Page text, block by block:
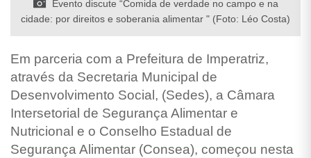
Evento discute “Comida de verdade no campo e na
cidade: por direitos e soberania alimentar " (Foto: Léo Costa)
Em parceria com a Prefeitura de Imperatriz,
através da Secretaria Municipal de
Desenvolvimento Social, (Sedes), a Câmara
Intersetorial de Segurança Alimentar e
Nutricional e o Conselho Estadual de
Segurança Alimentar (Consea), começou nesta